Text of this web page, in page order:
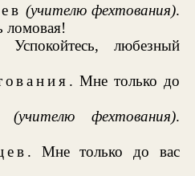
(учителю фехтования).
ломовая!
Успокойтесь, любезный
. Мне только до
(учителю фехтования).
. Мне только до вас